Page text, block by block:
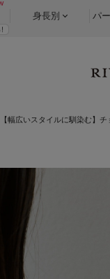
身長別 パ
【幅広いスタイルに馴染む】チ